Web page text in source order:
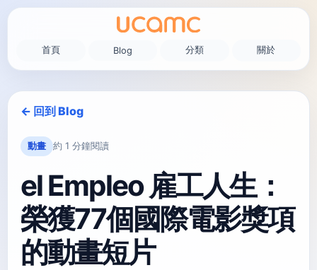
首頁 Blog 分類 關於
← 回到 Blog
動畫 約 1 分鐘閱讀
el Empleo 雇工人生：
榮獲77個國際電影獎項
的動畫短片